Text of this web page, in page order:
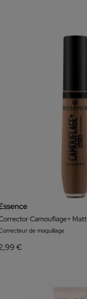
Camouflage+ Matt
de maquillage
€